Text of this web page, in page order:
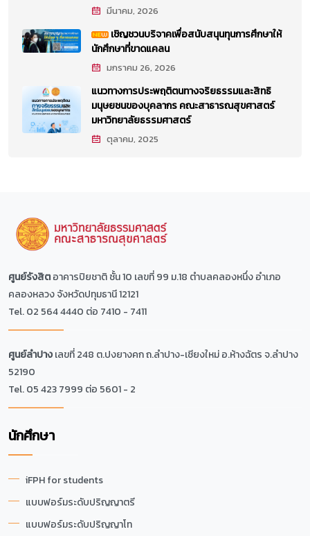
มีนาคม, 2026
เชิญชวนบริจาคเพื่อสนับสนุนทุนการศึกษาให้
นักศึกษาที่ขาดแคลน
มกราคม 26, 2026
แนวทางการประพฤติตนทางจริยธรรมและสิทธิ
มนุษยชนของบุคลากร คณะสาธารณสุขศาสตร์
มหาวิทยาลัยธรรมศาสตร์
ตุลาคม, 2025
ศูนย์รังสิตอาคารปิยชาติ ชั้น 10 เลขที่ 99 ม.18 ตำบลคลองหนึ่ง อำเภอ
คลองหลวง จังหวัดปทุมธานี 12121
Tel. 02 564 4440 ต่อ 7410 - 7411
ศูนย์ลำปางเลขที่ 248 ต.ปงยางคก ถ.ลำปาง-เชียงใหม่ อ.ห้างฉัตร จ.ลำปาง
52190
Tel. 05 423 7999 ต่อ 5601 - 2
นักศึกษา
iFPH for students
แบบฟอร์มระดับปริญญาตรี
แบบฟอร์มระดับปริญญาโท